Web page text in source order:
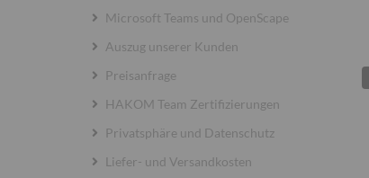
Microsoft Teams und OpenScape
Auszug unserer Kunden
Preisanfrage
HAKOM Team Zertifizierungen
Privatsphäre und Datenschutz
Liefer- und Versandkosten